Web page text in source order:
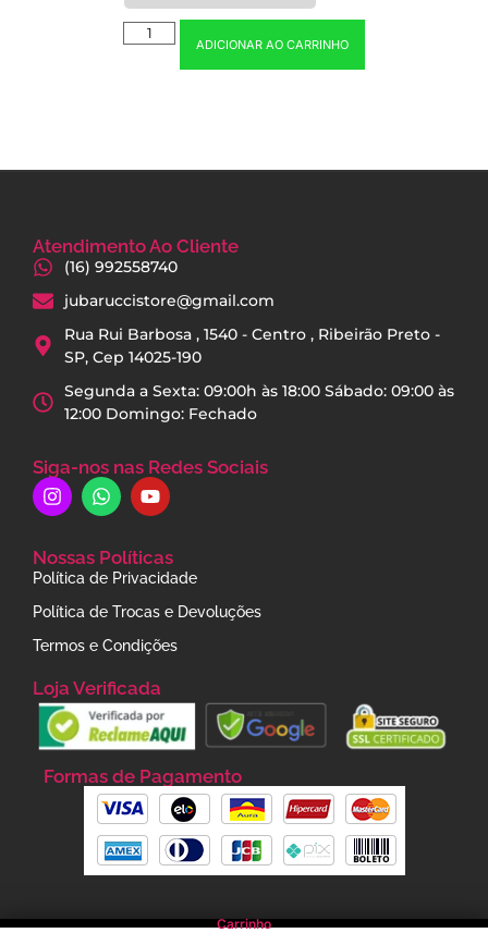
Carrinho
ADICIONAR AO CARRINHO
Atendimento Ao Cliente
(16) 992558740
jubaruccistore@gmail.com
Rua Rui Barbosa , 1540 - Centro , Ribeirão Preto -
SP, Cep 14025-190
Segunda a Sexta: 09:00h às 18:00 Sábado: 09:00 às
12:00 Domingo: Fechado
Siga-nos nas Redes Sociais
Nossas Políticas
Política de Privacidade
Política de Trocas e Devoluções
Termos e Condições
Loja Verificada
Formas de Pagamento